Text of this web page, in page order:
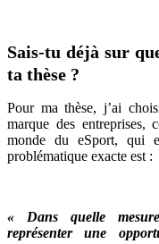
Sais-tu déjà sur
ta thèse ?
Pour ma thèse, j’ai
marque des entreprises,
monde du eSport, qui
problématique exacte est :
« Dans quelle
représenter une